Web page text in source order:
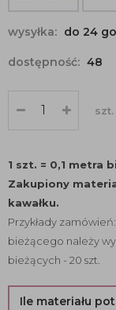
wysyłka: do 24
dostępność: 48
szt.
1 szt. = 0,1 metra
Zakupiony
kawałku.
Przykłady
bieżącego należy
bieżących - 20 szt.
Ile materiału